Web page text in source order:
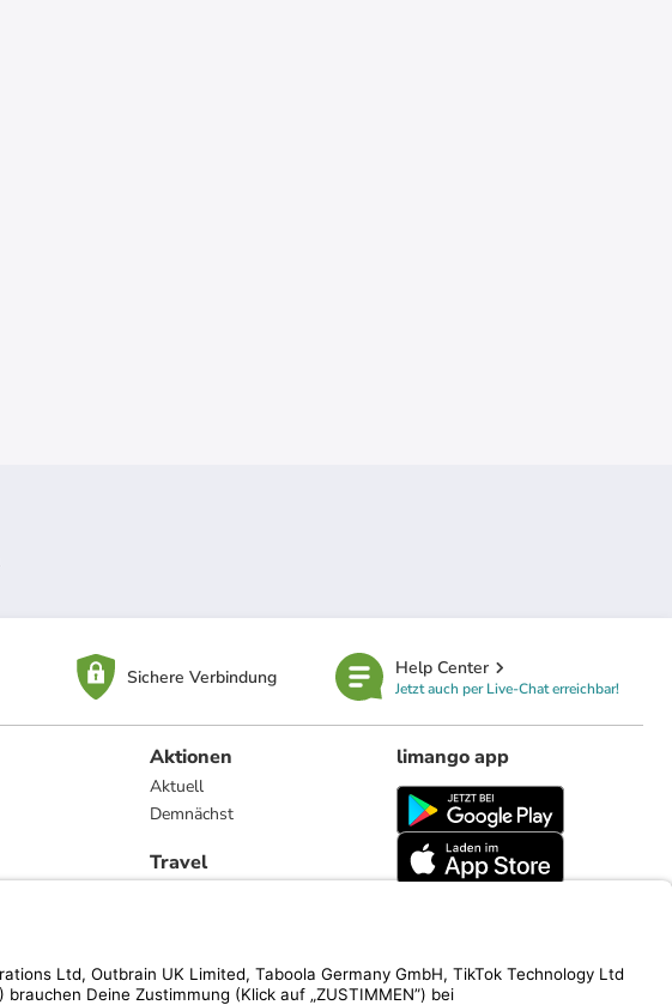
Sichere Verbindung Help Center
Jetzt auch per Live-Chat erreichbar!
Aktionen
Aktuell
Demnächst
Travel
limango app